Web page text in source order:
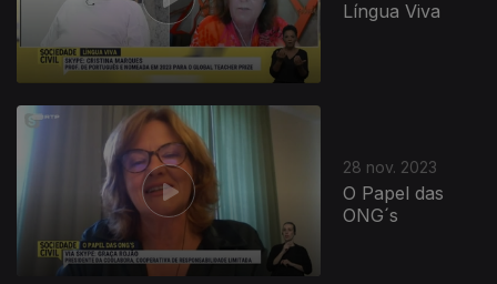
Língua Viva
28 nov. 2023
O Papel das
ONG´s